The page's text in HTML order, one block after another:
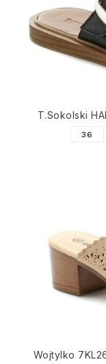
T.Sokolski
36
Wojtylko